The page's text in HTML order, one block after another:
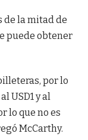
de la mitad de
puede obtener
por lo
USD1 y al
lo que no es
McCarthy.